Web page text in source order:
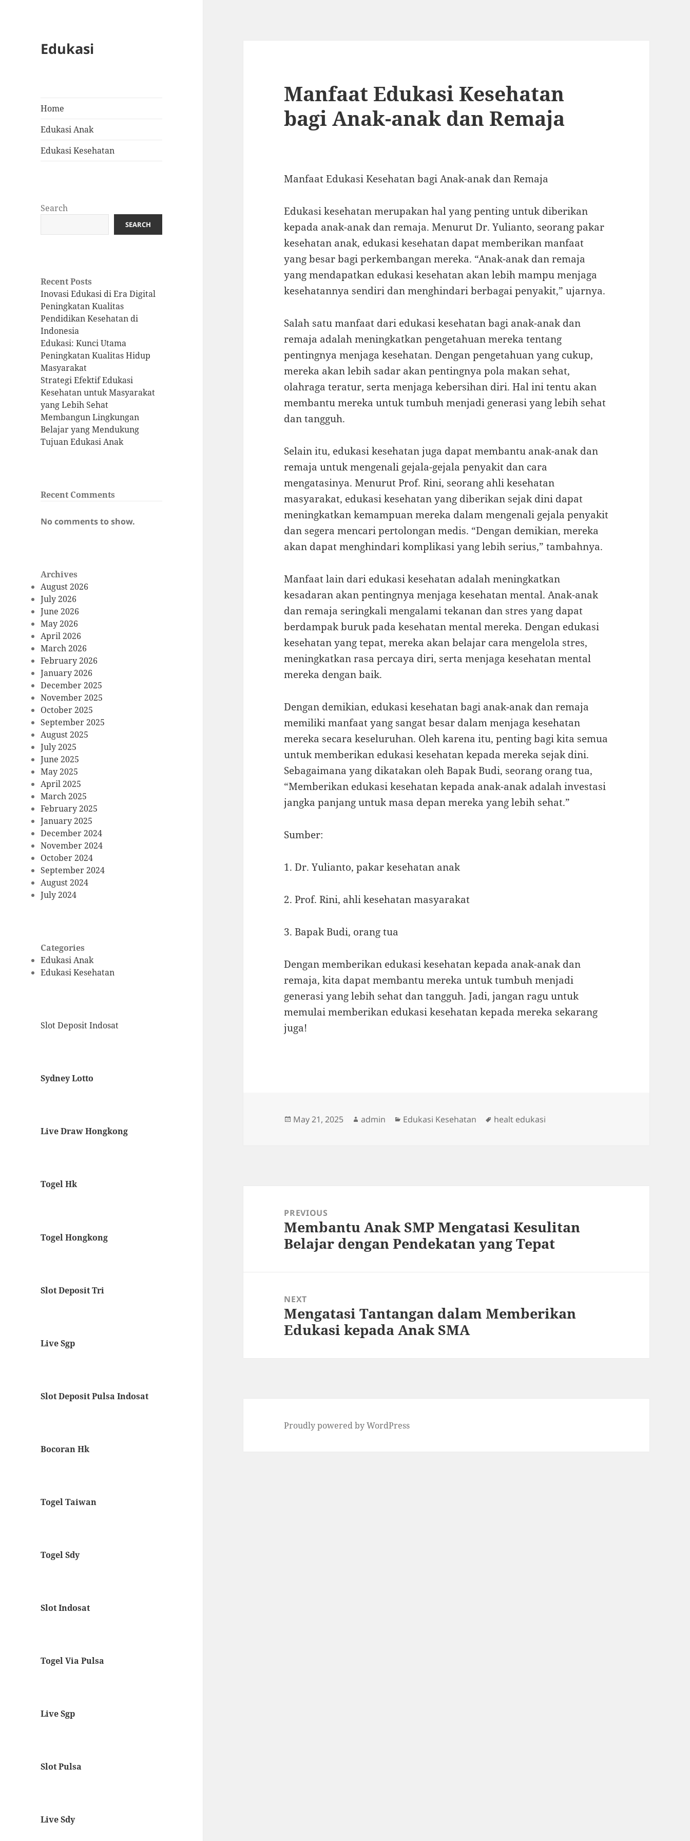
Edukasi
Home
Edukasi Anak
Edukasi Kesehatan
Search
SEARCH
Recent Posts
Inovasi Edukasi di Era Digital
Peningkatan Kualitas
Pendidikan Kesehatan di
Indonesia
Edukasi: Kunci Utama
Peningkatan Kualitas Hidup
Masyarakat
Strategi Efektif Edukasi
Kesehatan untuk Masyarakat
yang Lebih Sehat
Membangun Lingkungan
Belajar yang Mendukung
Tujuan Edukasi Anak
Recent Comments
No comments to show.
Archives
August 2026
July 2026
June 2026
May 2026
April 2026
March 2026
February 2026
January 2026
December 2025
November 2025
October 2025
September 2025
August 2025
July 2025
June 2025
May 2025
April 2025
March 2025
February 2025
January 2025
December 2024
November 2024
October 2024
September 2024
August 2024
July 2024
Categories
Edukasi Anak
Edukasi Kesehatan
Slot Deposit Indosat
Sydney Lotto
Live Draw Hongkong
Togel Hk
Togel Hongkong
Slot Deposit Tri
Live Sgp
Slot Deposit Pulsa Indosat
Bocoran Hk
Togel Taiwan
Togel Sdy
Slot Indosat
Togel Via Pulsa
Live Sgp
Slot Pulsa
Live Sdy
Manfaat Edukasi Kesehatan
bagi Anak-anak dan Remaja
Manfaat Edukasi Kesehatan bagi Anak-anak dan Remaja
Edukasi kesehatan merupakan hal yang penting untuk diberikan
kepada anak-anak dan remaja. Menurut Dr. Yulianto, seorang pakar
kesehatan anak, edukasi kesehatan dapat memberikan manfaat
yang besar bagi perkembangan mereka. “Anak-anak dan remaja
yang mendapatkan edukasi kesehatan akan lebih mampu menjaga
kesehatannya sendiri dan menghindari berbagai penyakit,” ujarnya.
Salah satu manfaat dari edukasi kesehatan bagi anak-anak dan
remaja adalah meningkatkan pengetahuan mereka tentang
pentingnya menjaga kesehatan. Dengan pengetahuan yang cukup,
mereka akan lebih sadar akan pentingnya pola makan sehat,
olahraga teratur, serta menjaga kebersihan diri. Hal ini tentu akan
membantu mereka untuk tumbuh menjadi generasi yang lebih sehat
dan tangguh.
Selain itu, edukasi kesehatan juga dapat membantu anak-anak dan
remaja untuk mengenali gejala-gejala penyakit dan cara
mengatasinya. Menurut Prof. Rini, seorang ahli kesehatan
masyarakat, edukasi kesehatan yang diberikan sejak dini dapat
meningkatkan kemampuan mereka dalam mengenali gejala penyakit
dan segera mencari pertolongan medis. “Dengan demikian, mereka
akan dapat menghindari komplikasi yang lebih serius,” tambahnya.
Manfaat lain dari edukasi kesehatan adalah meningkatkan
kesadaran akan pentingnya menjaga kesehatan mental. Anak-anak
dan remaja seringkali mengalami tekanan dan stres yang dapat
berdampak buruk pada kesehatan mental mereka. Dengan edukasi
kesehatan yang tepat, mereka akan belajar cara mengelola stres,
meningkatkan rasa percaya diri, serta menjaga kesehatan mental
mereka dengan baik.
Dengan demikian, edukasi kesehatan bagi anak-anak dan remaja
memiliki manfaat yang sangat besar dalam menjaga kesehatan
mereka secara keseluruhan. Oleh karena itu, penting bagi kita semua
untuk memberikan edukasi kesehatan kepada mereka sejak dini.
Sebagaimana yang dikatakan oleh Bapak Budi, seorang orang tua,
“Memberikan edukasi kesehatan kepada anak-anak adalah investasi
jangka panjang untuk masa depan mereka yang lebih sehat.”
Sumber:
1. Dr. Yulianto, pakar kesehatan anak
2. Prof. Rini, ahli kesehatan masyarakat
3. Bapak Budi, orang tua
Dengan memberikan edukasi kesehatan kepada anak-anak dan
remaja, kita dapat membantu mereka untuk tumbuh menjadi
generasi yang lebih sehat dan tangguh. Jadi, jangan ragu untuk
memulai memberikan edukasi kesehatan kepada mereka sekarang
juga!
Posted
May 21, 2025 Author
admin Categories
Edukasi Kesehatan Tags
healt edukasi
navigationPREVIOUS
Previous
post:
Membantu Anak SMP Mengatasi Kesulitan
Belajar dengan Pendekatan yang Tepat
NEXT
Next
post:
Mengatasi Tantangan dalam Memberikan
Edukasi kepada Anak SMA
Proudly powered by WordPress